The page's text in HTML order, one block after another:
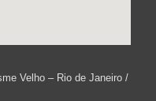
Velho – Rio de Janeiro /